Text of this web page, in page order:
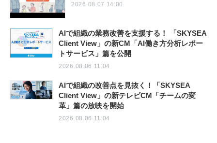
2026.08.07 14:00
AIで組織の業務改善を支援する！ 「SKYSEA
Client View」の新CM「AI働き方分析レポー
トサービス」篇を公開
2026.08.06 11:04
AIで組織の改善点を見抜く！「SKYSEA
Client View」の新テレビCM「チームの変
革」篇の放映を開始
2026.08.06 11:04